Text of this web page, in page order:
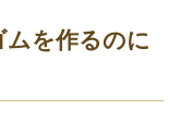
を作るのに